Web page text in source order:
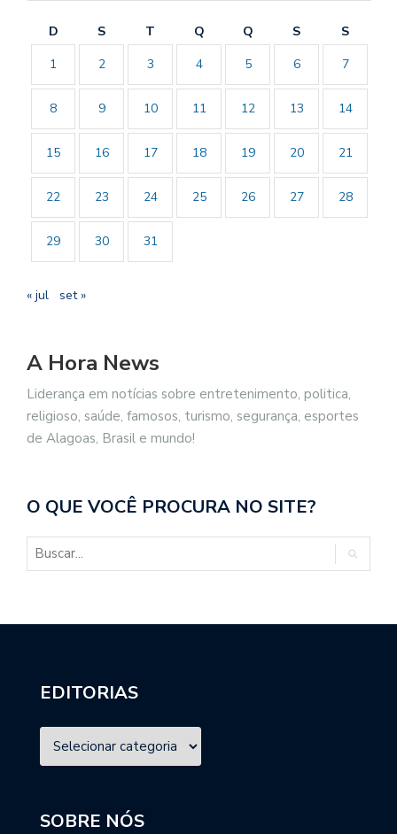
D S T Q Q S
S
1
2 3 4 5 6 7
8 9 10 11 12 13 14
15 16 17 18 19 20 21
22 23 24 25 26 27 28
29 30 31
« jul set »
A Hora News
Liderança em notícias sobre entretenimento, politica,
religioso, saúde, famosos, turismo, segurança, esportes
de Alagoas, Brasil e mundo!
O QUE VOCÊ PROCURA NO SITE?
EDITORIAS
SOBRE NÓS